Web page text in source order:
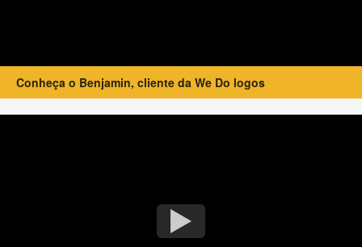
Conheça o Benjamin, cliente da We Do logos